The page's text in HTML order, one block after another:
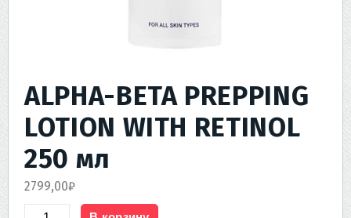
ALPHA-BETA PREPPING
LOTION WITH RETINOL
250 мл
2799,00₽
Количество